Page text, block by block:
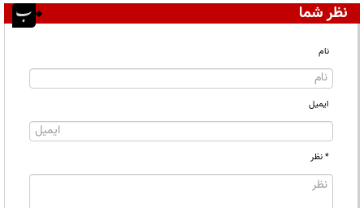
نظر شما
نام
ایمیل
* نظر